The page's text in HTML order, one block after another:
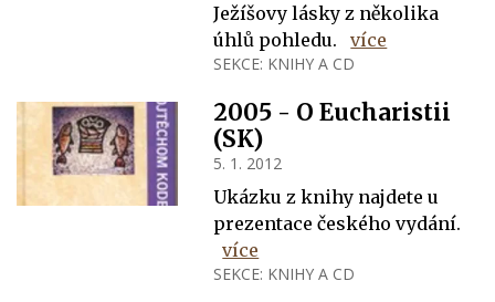
Ježíšovy lásky z několika
úhlů pohledu.
více
SEKCE: KNIHY A CD
2005 - O Eucharistii
(SK)
5. 1. 2012
Ukázku z knihy najdete u
prezentace českého vydání.
více
SEKCE: KNIHY A CD